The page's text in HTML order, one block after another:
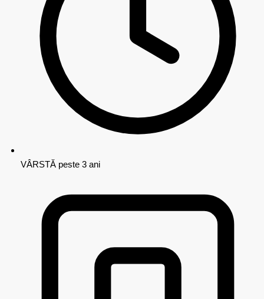
VÂRSTĂ peste 3 ani